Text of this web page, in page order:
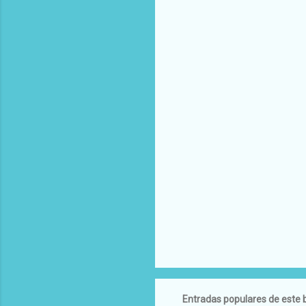
Entradas populares de este